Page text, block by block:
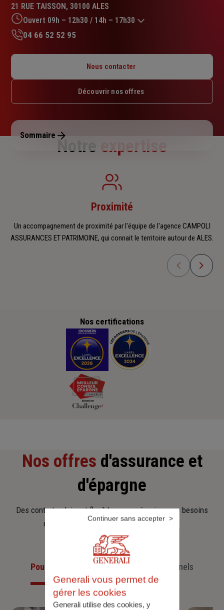
4.8
sur
5
étoiles
21 RUE TAISSON, 30100 ALES
Ouvert 09h – 12h30 / 14h – 17h30
Mardi : 09h – 12h30 / 14h – 17h30
Jeudi : 09h – 12h30 / 14h – 17h30
Dimanche : Fermé
04 66 52 52 95
Nous contacter
Découvrir nos offres
Sommaire
Notre expertise
Proximité
Un accompagnement de proximité par l'équipe de l'agence CAMPOLI
ASSURANCES ET PATRIMOINE, qui connait le territoire autour de ALES.
Nos certifications
Nos offres d'assurance et
d'épargne
Des contrats clairs et flexibles pour sécuriser vos besoins
d’aujourd’hui et anticiper ceux de demain.
Pour les particuliersPour les professionnels
Generali vous permet de
gérer les cookies
Generali utilise des cookies, y
Continuer sans accepter